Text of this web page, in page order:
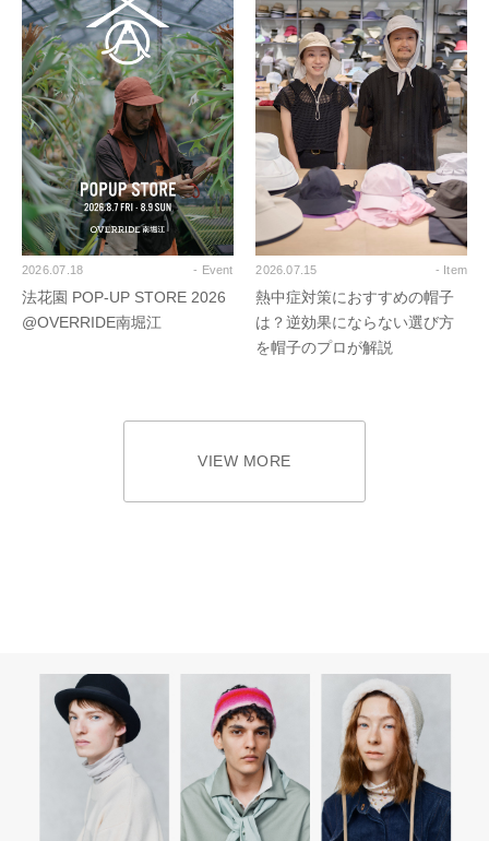
2026.07.18 - Event
法花園 POP-UP STORE 2026
@OVERRIDE南堀江
2026.07.15 - Item
熱中症対策におすすめの帽子
は？逆効果にならない選び方
を帽子のプロが解説
VIEW MORE